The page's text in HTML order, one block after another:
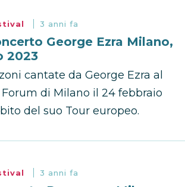
3 anni fa
George Ezra Milano,
2023
cantate da George Ezra al
di Milano il 24 febbraio
del suo Tour europeo.
3 anni fa